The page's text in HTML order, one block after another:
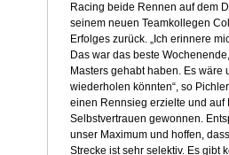
Racing beide Rennen auf dem
seinem neuen Teamkollegen
Erfolges zurück. „Ich erinnere
Das war das beste
Masters gehabt haben. Es
wiederholen könnten“, so
einen Rennsieg erzielte und auf
Selbstvertrauen gewonnen.
unser Maximum und hoffen,
Strecke ist sehr selektiv. Es gibt